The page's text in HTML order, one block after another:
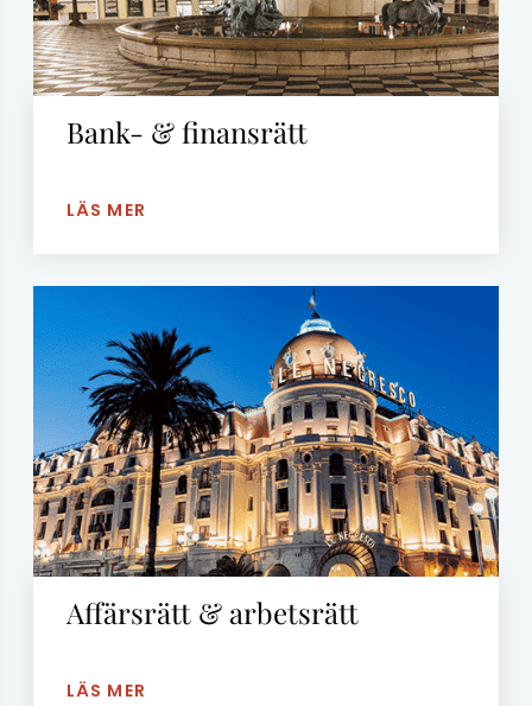
Bank- & finansrätt
LÄS MER
Affärsrätt & arbetsrätt
LÄS MER